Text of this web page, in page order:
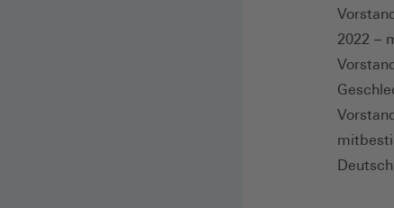
2022 –